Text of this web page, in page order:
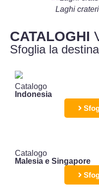
Laghi
CATALOGHI
Sfoglia la
Catalogo
Indonesia
Catalogo
Malesia e Singapore